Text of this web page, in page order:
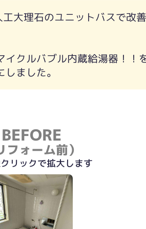
大理石のユニットバスで改善
クルバブル内蔵給湯器！！
ました。
BEFORE
フォーム前）
リックで拡大します